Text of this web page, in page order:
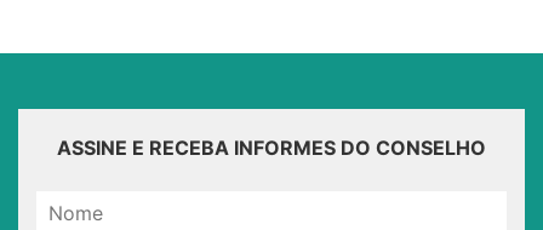
ASSINE E RECEBA INFORMES DO CONSELHO